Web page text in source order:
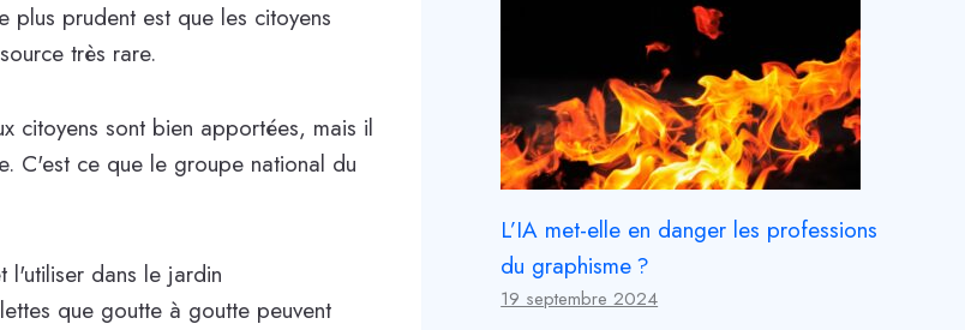
prudent est que les citoyens
très rare.
citoyens sont bien apportées, mais il
C'est ce que le groupe national du
l'utiliser dans le jardin
que goutte à goutte peuvent
L’IA met-elle en danger les professions
du graphisme ?
19 septembre 2024